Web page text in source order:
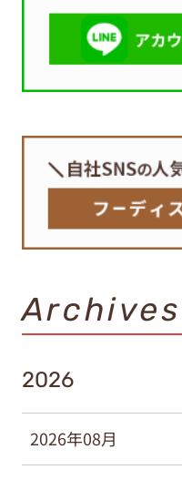
Archives
2026
2026年08月